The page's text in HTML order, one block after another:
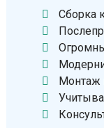
Сборка
Монтаж